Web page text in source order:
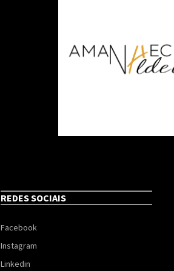
REDES SOCIAIS
Facebook
Instagram
Linkedin